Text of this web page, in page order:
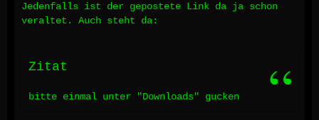
Jedenfalls ist der gepostete Link da ja schon
veraltet. Auch steht da:
Zitat
bitte einmal unter "Downloads" gucken